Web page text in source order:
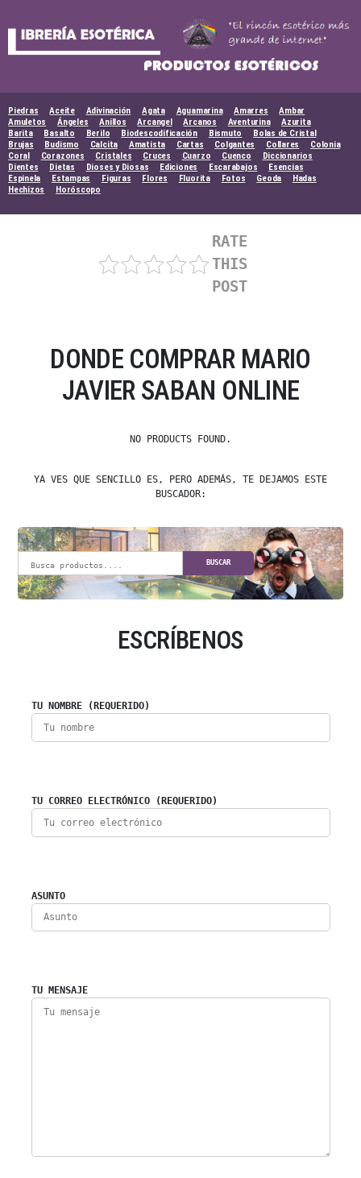
Piedras Aceite Adivinación Agata Aguamarina Amarres
Ambar
Amuletos
Ángeles Anillos Arcangel Arcanos Aventurina
Azurita
Barita
Basalto Berilo Biodescodificación Bismuto
Bolas de Cristal
Brujas
Budismo Calcita Amatista Cartas Colgantes Collares
Colonia
Coral
Corazones Cristales Cruces Cuarzo Cuenco
Diccionarios
Dientes
Dietas Dioses y Diosas Ediciones Escarabajos
Esencias
Espinela
Estampas Figuras Flores Fluorita Fotos Geoda
Hadas
Hechizos
Horóscopo
RATE
THIS
POST
DONDE COMPRAR MARIO
JAVIER SABAN ONLINE
NO PRODUCTS FOUND.
YA VES QUE SENCILLO ES, PERO ADEMÁS, TE DEJAMOS ESTE
BUSCADOR:
BUSCAR
ESCRÍBENOS
TU NOMBRE (REQUERIDO)
TU CORREO ELECTRÓNICO (REQUERIDO)
ASUNTO
TU MENSAJE